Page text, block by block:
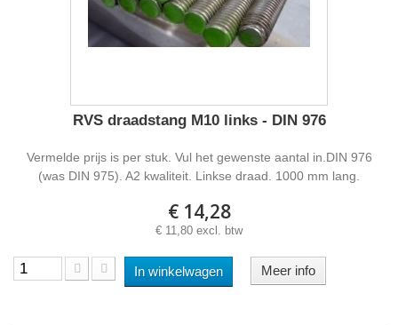
RVS draadstang M10 links - DIN 976
Vermelde prijs is per stuk. Vul het gewenste aantal in.DIN 976
(was DIN 975). A2 kwaliteit. Linkse draad. 1000 mm lang.
€ 14,28
€ 11,80 excl. btw
In winkelwagen Meer info